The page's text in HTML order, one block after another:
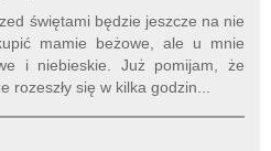
świętami będzie jeszcze na nie
mamie beżowe, ale u mnie
i niebieskie. Już pomijam, że
rozeszły się w kilka godzin...